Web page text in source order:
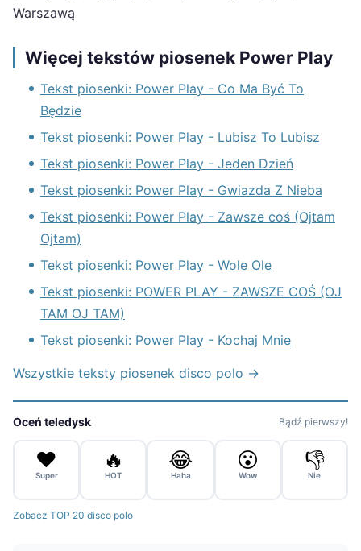
Warszawą
Więcej tekstów piosenek Power Play
Tekst piosenki: Power Play - Co Ma Być To
Będzie
Tekst piosenki: Power Play - Lubisz To Lubisz
Tekst piosenki: Power Play - Jeden Dzień
Tekst piosenki: Power Play - Gwiazda Z Nieba
Tekst piosenki: Power Play - Zawsze coś (Ojtam
Ojtam)
Tekst piosenki: Power Play - Wole Ole
Tekst piosenki: POWER PLAY - ZAWSZE COŚ (OJ
TAM OJ TAM)
Tekst piosenki: Power Play - Kochaj Mnie
Wszystkie teksty piosenek disco polo →
Oceń teledysk Bądź pierwszy!
❤️
Super
🔥
HOT
😂
Haha
😮
Wow
👎
Nie
Zobacz TOP 20 disco polo